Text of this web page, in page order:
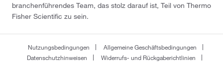
branchenführendes Team, das stolz darauf ist, Teil von Thermo
Fisher Scientific zu sein.
Nutzungsbedingungen
Allgemeine Geschäftsbedingungen
Datenschutzhinweisen
Widerrufs- und Rückgaberichtlinien